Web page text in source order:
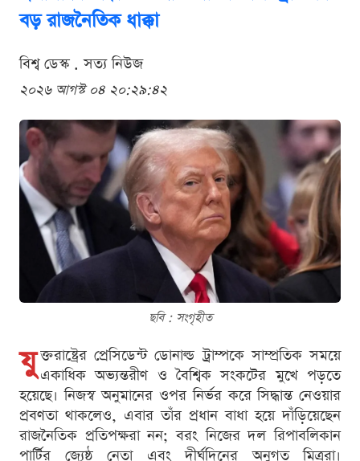
বড় রাজনৈতিক ধাক্কা
বিশ্ব ডেস্ক . সত্য নিউজ
২০২৬ আগস্ট ০৪ ২০:২৯:৪২
ছবি : সংগৃহীত
যু ক্তরাষ্ট্রের প্রেসিডেন্ট ডোনাল্ড ট্রাম্পকে সাম্প্রতিক সময়ে
একাধিক অভ্যন্তরীণ ও বৈশ্বিক সংকটের মুখে পড়তে
হয়েছে। নিজস্ব অনুমানের ওপর নির্ভর করে সিদ্ধান্ত নেওয়ার
প্রবণতা থাকলেও, এবার তাঁর প্রধান বাধা হয়ে দাঁড়িয়েছেন
রাজনৈতিক প্রতিপক্ষরা নন; বরং নিজের দল রিপাবলিকান
পার্টির জ্যেষ্ঠ নেতা এবং দীর্ঘদিনের অনুগত মিত্ররা।